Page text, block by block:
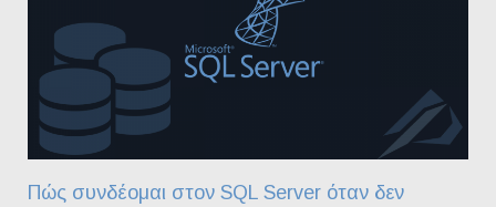
Πώς συνδέομαι στον SQL Server όταν δεν